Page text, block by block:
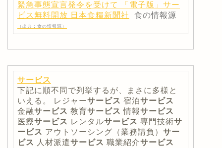
緊急事態宣言発令を受けて 「電子版」サー
ビス無料開放 日本食糧新聞社
食の情報源
（出典：食の情報源）
サービス
下記に順不同で列挙するが、まさに多様と
いえる。 レジャーサービス 宿泊サービス
金融サービス 教育サービス 情報サービス
医療サービス レンタルサービス 専門技術サ
ービス アウトソーシング（業務請負） サー
ビス
人材派遣サービス 職業紹介サービス